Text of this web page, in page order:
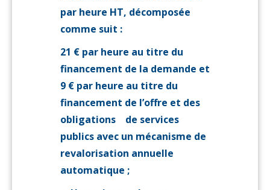
par heure HT, décomposée
comme suit :
21 € par heure au titre du
financement de la demande et
9 € par heure au titre du
financement de l’offre et des
obligations de services
publics avec un mécanisme de
revalorisation annuelle
automatique ;